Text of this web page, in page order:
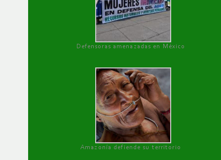
Defensoras amenazadas en México
Amazonía defiende su territorio